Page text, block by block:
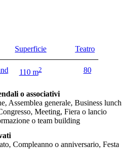
Superficie Teatro
110 m2 80
o associativi
Assemblea generale, Business lunch
Meeting, Fiera o lancio
o team building
Compleanno o anniversario, Festa